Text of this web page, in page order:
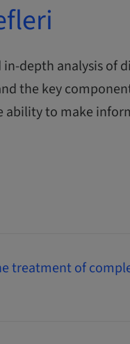
depth analysis of
the key
to make
treatment of